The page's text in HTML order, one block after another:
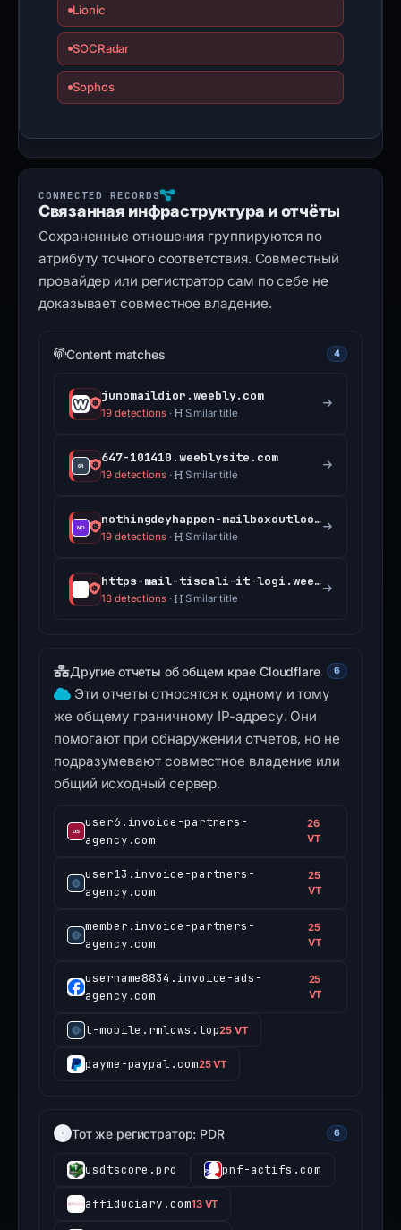
Lionic
SOCRadar
Sophos
Связанная инфраструктура и отчёты
Сохраненные отношения группируются по
атрибуту точного соответствия. Совместный
провайдер или регистратор сам по себе не
доказывает совместное владение.
Content matches 4
junomaildior.weebly.com
19 detections· Similar title
647-101410.weeblysite.com
19 detections· Similar title
nothingdeyhappen-mailboxoutlook-validate.weebly.com
19 detections· Similar title
https-mail-tiscali-it-logi.weebly.com
18 detections· Similar title
Другие отчеты об общем крае Cloudflare 6
Эти отчеты относятся к одному и тому
же общему граничному IP-адресу. Они
помогают при обнаружении отчетов, но не
подразумевают совместное владение или
общий исходный сервер.
user6.invoice-partners-
agency.com
26
VT
user13.invoice-partners-
agency.com
25
VT
member.invoice-partners-
agency.com
25
VT
username8834.invoice-ads-
agency.com
25
VT
t-mobile.rmlcws.top25 VT
payme-paypal.com25 VT
Тот же регистратор: PDR 6
usdtscore.pro pnf-actifs.com
affiduciary.com13 VT